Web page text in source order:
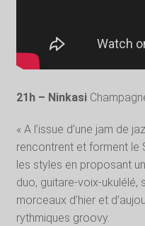
21h – Ninkasi
« A l’issue d’une jam de
rencontrent et forment le
les styles en proposant
duo, guitare-voix-ukulélé,
morceaux d’hier et
rythmiques groovy.